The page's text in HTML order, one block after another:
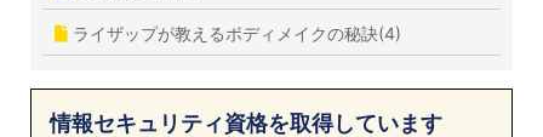
ライザップが教えるボディメイクの秘訣(4)
情報セキュリティ資格を取得しています